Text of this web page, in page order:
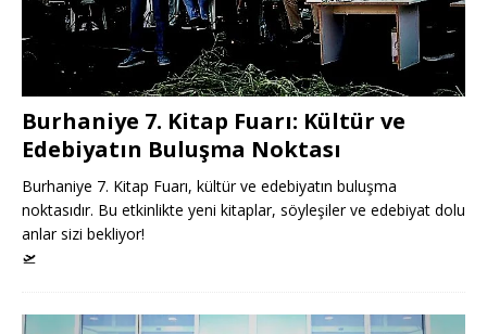
Burhaniye 7. Kitap Fuarı: Kültür ve
Edebiyatın Buluşma Noktası
Burhaniye 7. Kitap Fuarı, kültür ve edebiyatın buluşma
noktasıdır. Bu etkinlikte yeni kitaplar, söyleşiler ve edebiyat dolu
anlar sizi bekliyor!
🛫